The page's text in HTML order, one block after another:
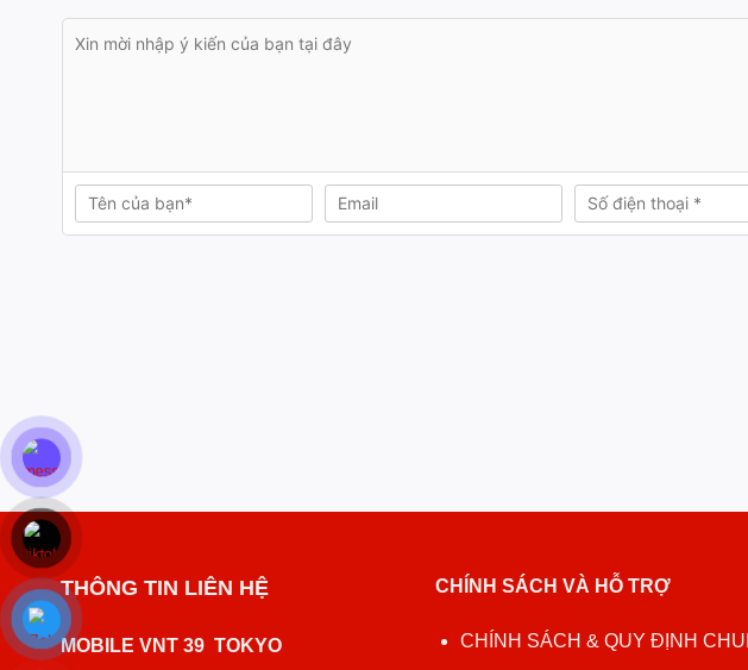
THÔNG TIN LIÊN HỆ
MOBILE VNT 39 TOKYO
CHÍNH SÁCH VÀ HỖ TRỢ
CHÍNH SÁCH & QUY ĐỊNH